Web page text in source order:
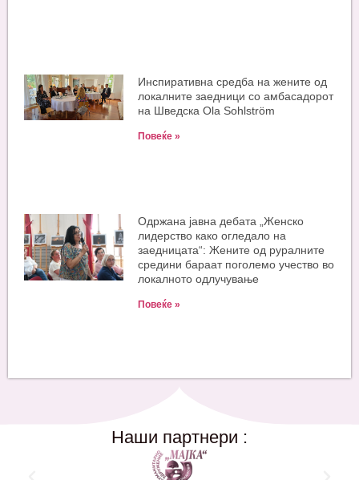
Инспиративна средба на жените од
локалните заедници со амбасадорот
на Шведска Ola Sohlström
Повеќе »
Одржана јавна дебата „Женско
лидерство како огледало на
заедницата“: Жените од руралните
средини бараат поголемо учество во
локалното одлучување
Повеќе »
Наши партнери :